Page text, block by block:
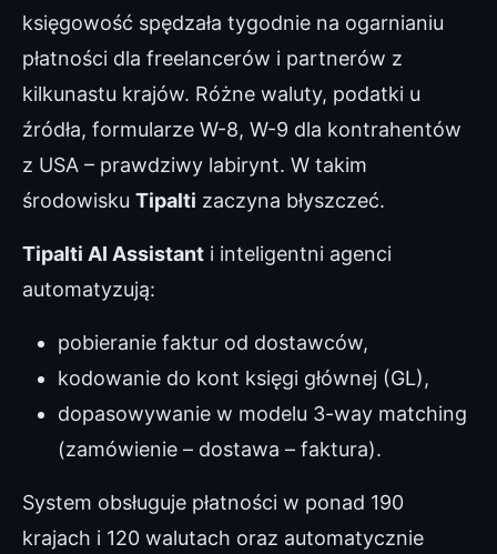
księgowość spędzała tygodnie na ogarnianiu
płatności dla freelancerów i partnerów z
kilkunastu krajów. Różne waluty, podatki u
źródła, formularze W-8, W-9 dla kontrahentów
z USA – prawdziwy labirynt. W takim
środowisku Tipalti zaczyna błyszczeć.
Tipalti AI Assistant i inteligentni agenci
automatyzują:
pobieranie faktur od dostawców,
kodowanie do kont księgi głównej (GL),
dopasowywanie w modelu 3-way matching
(zamówienie – dostawa – faktura).
System obsługuje płatności w ponad 190
krajach i 120 walutach oraz automatycznie